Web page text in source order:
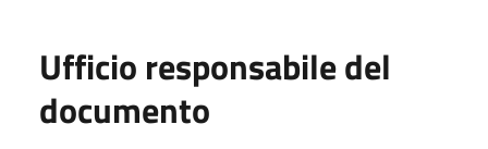
Ufficio responsabile del
documento